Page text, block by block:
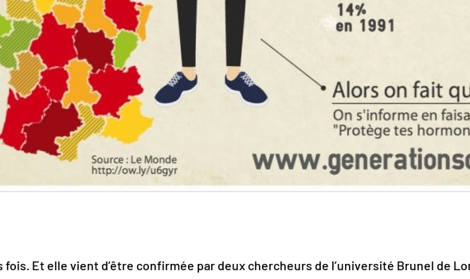
Et elle vient d’être confirmée par deux chercheurs de l’université Brunel de